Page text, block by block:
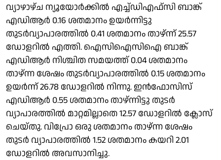
വ്യാഴാഴ്ച ന്യൂയോര്‍ക്കില്‍ എച്ച്ഡിഎഫ്‌സി ബാങ്ക്
എഡിആര്‍ 0.16 ശതമാനം ഉയര്‍ന്നിട്ടു
തുടര്‍വ്യാപാരത്തില്‍ 0.41 ശതമാനം താഴ്ന്ന് 25.57
ഡോളറില്‍ എത്തി. ഐസിഐസിഐ ബാങ്ക്
എഡിആര്‍ നിശ്ചിത സമയത്ത് 0.04 ശതമാനം
താഴ്ന്ന ശേഷം തുടര്‍വ്യാപാരത്തില്‍ 0.15 ശതമാനം
ഉയര്‍ന്ന് 26.78 ഡോളറില്‍ നിന്നു. ഇന്‍ഫോസിസ്
എഡിആര്‍ 0.55 ശതമാനം താഴ്ന്നിട്ടു തുടര്‍
വ്യാപാരത്തില്‍ മാറ്റമില്ലാതെ 12.57 ഡോളറില്‍ ക്ലോസ്
ചെയ്തു. വിപ്രോ ഒരു ശതമാനം താഴ്ന്ന ശേഷം
തുടര്‍ വ്യാപാരത്തില്‍ 1.52 ശതമാനം കയറി 2.01
ഡോളറില്‍ അവസാനിച്ചു.